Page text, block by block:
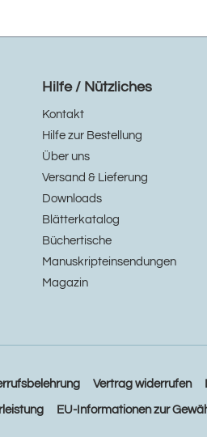
Hilfe / Nützliches
Kontakt
Hilfe zur Bestellung
Über uns
Versand & Lieferung
Downloads
Blätterkatalog
Büchertische
Manuskripteinsendungen
Magazin
Vertrag widerrufen
EU-Informationen zur